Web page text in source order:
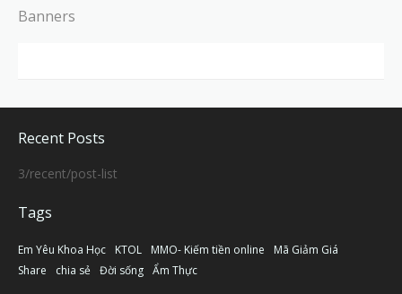
Banners
Recent Posts
3/recent/post-list
Tags
Em Yêu Khoa Học KTOL MMO- Kiếm tiền online
Mã Giảm Giá
Share
chia sẻ Đời sống Ẩm Thực